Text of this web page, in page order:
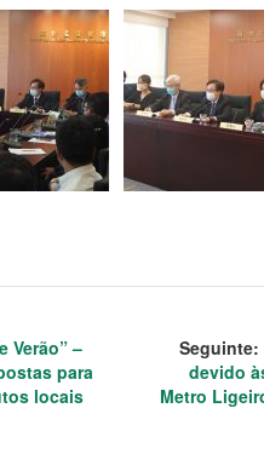
Verão” –
para
locais
Seguinte:
devido
Metro